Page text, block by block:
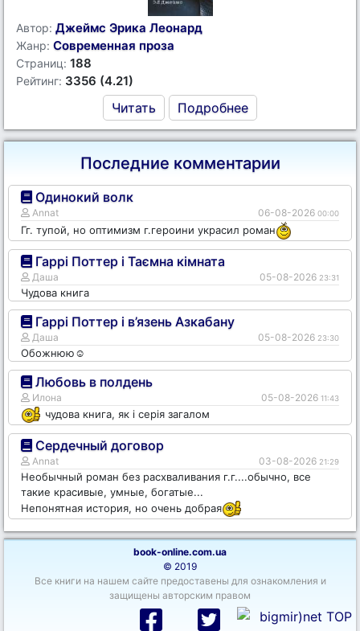
Автор: Джеймс Эрика Леонард
Жанр: Современная проза
Страниц: 188
Рейтинг: 3356 (4.21)
Читать Подробнее
Последние комментарии
Одинокий волк
Annat 06-08-2026 00:00
Гг. тупой, но оптимизм г.героини украсил роман
Гаррі Поттер і Таємна кімната
Даша 05-08-2026 23:31
Чудова книга
Гаррі Поттер і в’язень Азкабану
Даша 05-08-2026 23:30
Обожнюю☺️
Любовь в полдень
Илона 05-08-2026 11:43
чудова книга, як і серія загалом
Сердечный договор
Annat 03-08-2026 21:29
Необычный роман без расхваливания г.г....обычно, все
такие красивые, умные, богатые...
Непонятная история, но очень добрая
book-online.com.ua
© 2019
Все книги на нашем сайте предоставены для ознакомления и
защищены авторским правом